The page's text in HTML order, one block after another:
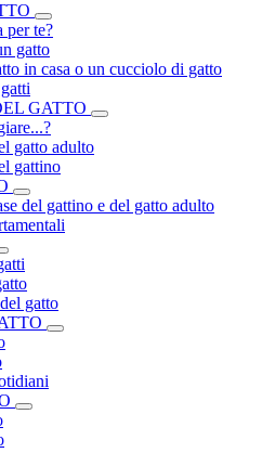
per te?
gatto
in casa o un cucciolo di gatto
GATTO
gatto adulto
gattino
del gattino e del gatto adulto
gatto